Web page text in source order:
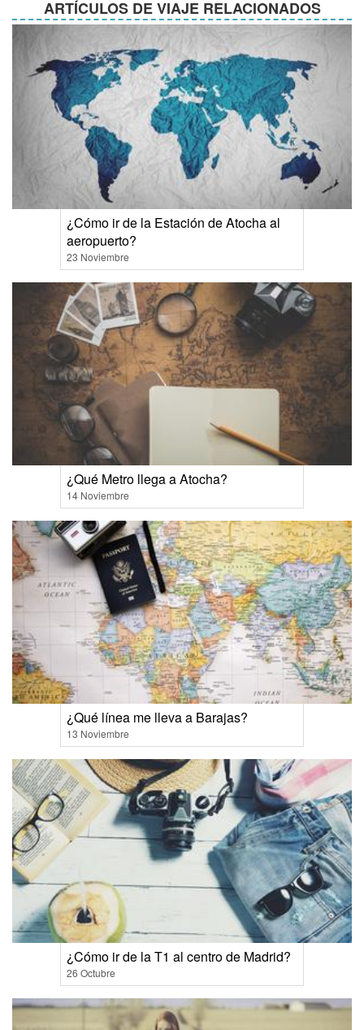
ARTÍCULOS DE VIAJE RELACIONADOS
¿Cómo ir de la Estación de Atocha al
aeropuerto?
23 Noviembre
¿Qué Metro llega a Atocha?
14 Noviembre
¿Qué línea me lleva a Barajas?
13 Noviembre
¿Cómo ir de la T1 al centro de Madrid?
26 Octubre